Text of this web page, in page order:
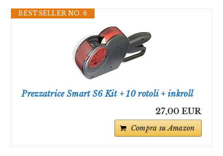
BESTSELLER NO. 6
Prezzatrice Smart S6 Kit + 10 rotoli + inkroll
27,00 EUR
Compra su Amazon